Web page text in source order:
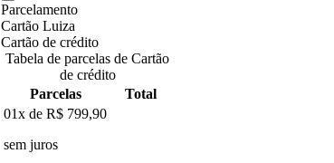
Parcelamento
Cartão Luiza
Cartão de crédito
Tabela de parcelas de Cartão
de crédito
Parcelas
Total
01x de R$ 799,90
sem juros